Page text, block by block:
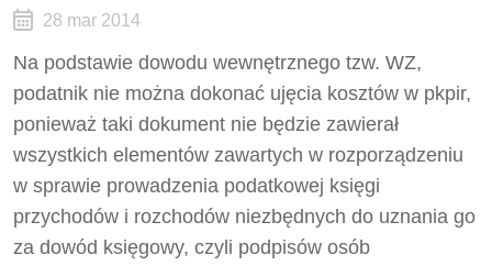
28 mar 2014
Na podstawie dowodu wewnętrznego tzw. WZ,
podatnik nie można dokonać ujęcia kosztów w pkpir,
ponieważ taki dokument nie będzie zawierał
wszystkich elementów zawartych w rozporządzeniu
w sprawie prowadzenia podatkowej księgi
przychodów i rozchodów niezbędnych do uznania go
za dowód księgowy, czyli podpisów osób